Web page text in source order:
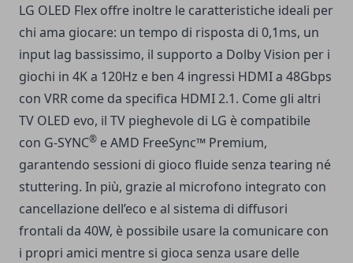
LG OLED Flex offre inoltre le caratteristiche ideali per
chi ama giocare: un tempo di risposta di 0,1ms, un
input lag bassissimo, il supporto a Dolby Vision per i
giochi in 4K a 120Hz e ben 4 ingressi HDMI a 48Gbps
con VRR come da specifica HDMI 2.1. Come gli altri
TV OLED evo, il TV pieghevole di LG è compatibile
con G-SYNC® e AMD FreeSync™ Premium,
garantendo sessioni di gioco fluide senza tearing né
stuttering. In più, grazie al microfono integrato con
cancellazione dell’eco e al sistema di diffusori
frontali da 40W, è possibile usare la comunicare con
i propri amici mentre si gioca senza usare delle